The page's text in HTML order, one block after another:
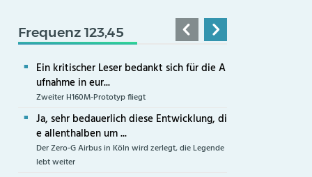
Frequenz 123,45
Ein kritischer Leser bedankt sich für die A
ufnahme in eur...
Zweiter H160M-Prototyp fliegt
Ja, sehr bedauerlich diese Entwicklung, di
e allenthalben um ...
Der Zero-G Airbus in Köln wird zerlegt, die Legende
lebt weiter